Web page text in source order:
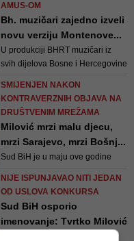
BiH, te da je Izvještaj zvanični
dokument, o kojem javni servisi
imaju obavezu da izvještavaju
AMUS-OM
Bh. muzičari zajedno izveli
novu verziju Montenove...
U produkciji BHRT muzičari iz
svih dijelova Bosne i Hercegovine
Kemala Montena
SMIJENJEN NAKON
KONTRAVERZNIH OBJAVA NA
DRUŠTVENIM MREŽAMA
Milović mrzi malu djecu,
mrzi Sarajevo, mrzi Bošnj...
Sud BiH je u maju ove godine
filmskog reditelja Srđana
Šarenca, koji je ranije bio jedan
NIJE ISPUNJAVAO NITI JEDAN
OD USLOVA KONKURSA
Sud BiH osporio
imenovanje: Tvrtko Milović